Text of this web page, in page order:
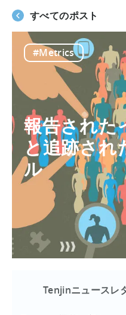
すべてのポスト
#Metrics
報告された
と追跡され
ル
Tenjinニュースレ